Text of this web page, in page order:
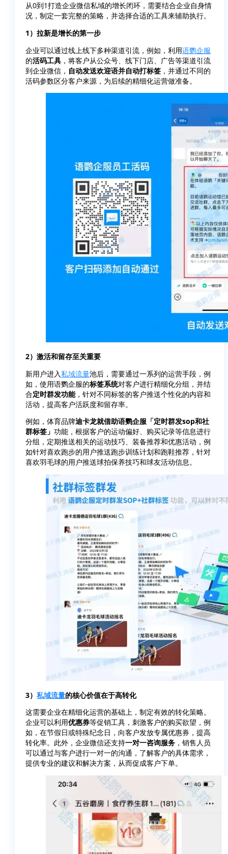
从0到1打造企业微信私域的增长闭环，需要结合企业自身情
况，制定一套完整的策略，并选择合适的工具来辅助执行。
1）拉新是增长的第一步
企业可以通过线上线下多种渠道引流，例如，利用语鹦企服
的活码工具 ，将客户从公众号、线下门店、广告等渠道引流
到企业微信， 自动发送欢迎语并自动打标签 ，并通过不同的
活码参数区分客户来源，为后续的精细化运营做准备。
2）激活和留存至关重要
新用户进入私域流量池后，需要通过一系列的运营手段，例
如，使用语鹦企服的标签系统对客户进行精细化分组，并结
合定时群发功能，针对不同标签的客户推送个性化的内容和
活动，提高客户活跃度和留存率。
例如，体育品牌迪卡龙就借助语鹦企服「定时群发sop和社
群标签」 功能，根据客户的运动偏好、购买记录等信息进行
分组，定期推送相关的运动技巧、装备推荐和优惠活动，例
如针对喜欢跑步的用户推送跑步训练计划和跑鞋推荐，针对
喜欢羽毛球的用户推送球拍保养技巧和球友活动信息。
3） 私域流量的核心价值在于高转化
这需要企业在精细化运营的基础上，制定有效的转化策略。
企业可以利用优惠券等促销工具，刺激客户的购买欲望，例
如，在节假日或特殊纪念日，向客户发放专属优惠券，提高
转化率。此外，企业微信还支持一对一咨询服务 ，销售人员
可以通过与客户进行一对一的沟通，了解客户的具体需求，
提供专业的建议和解决方案，从而促成客户下单。